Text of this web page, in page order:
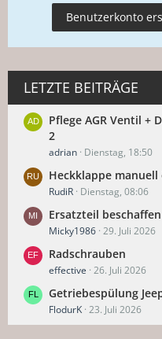
Benutzerkonto
LETZTE BEITRÄGE
Pflege AGR Ventil +
2
adrian Dienstag, 18:50
Heckklappe manuell
RudiR Dienstag, 08:06
Ersatzteil
Micky1986 29. Juli 2026
Radschrauben
effective 26. Juli 2026
Getriebespülung
FlodurK 23. Juli 2026